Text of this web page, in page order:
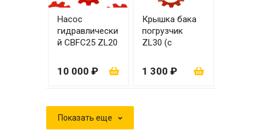
Насос
гидравлически
й CBFC25 ZL20
10 000 ₽
Крышка бака
погрузчик
ZL30 (с
1 300 ₽
Показать еще